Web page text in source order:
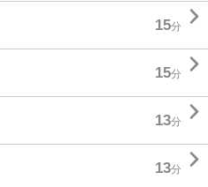
15分 
15分 
13分 
13分 